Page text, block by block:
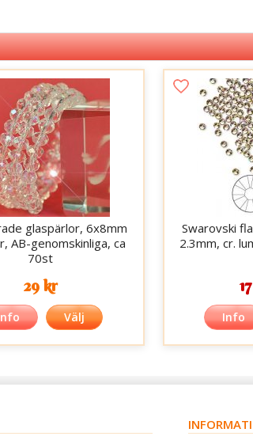
glaspärlor, 6x8mm
AB-genomskinliga, ca
70st
29 kr
Välj
Swarovski
2.3mm, cr.
Info